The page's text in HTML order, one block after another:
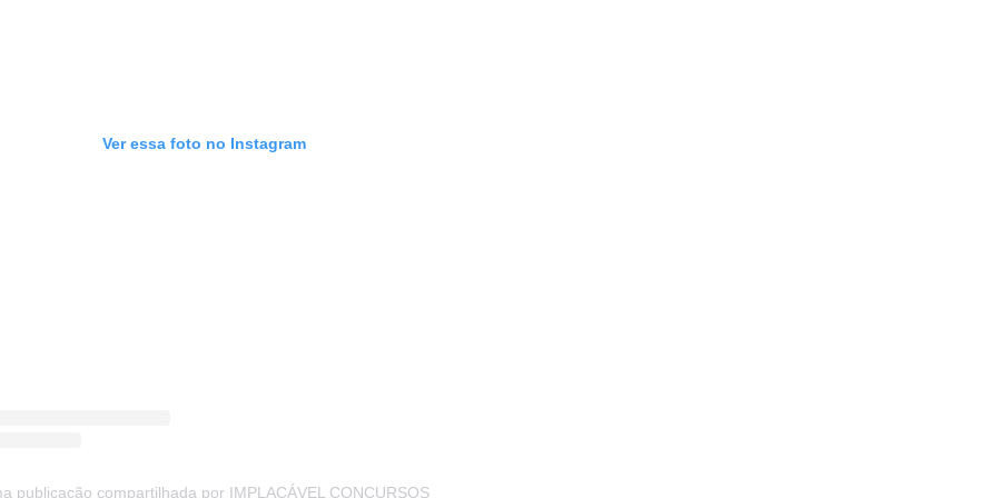
Ver essa foto no Instagram
publicação compartilhada por IMPLACÁVEL CONCURSOS